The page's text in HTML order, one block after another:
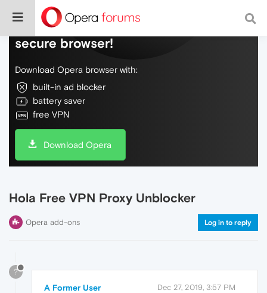
Do more on the web, with a fast and
secure browser!
Download Opera browser with:
built-in ad blocker
battery saver
free VPN
Download Opera
Hola Free VPN Proxy Unblocker
Opera add-ons Log in to reply
?
A Former User Dec 27, 2019, 3:57 PM